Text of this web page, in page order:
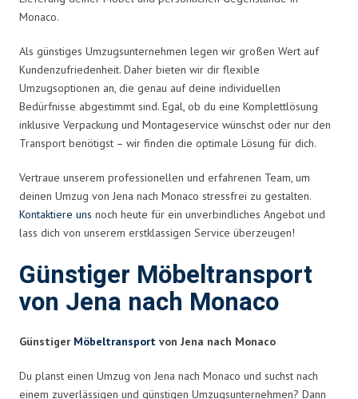
Monaco.
Als günstiges Umzugsunternehmen legen wir großen Wert auf
Kundenzufriedenheit. Daher bieten wir dir flexible
Umzugsoptionen an, die genau auf deine individuellen
Bedürfnisse abgestimmt sind. Egal, ob du eine Komplettlösung
inklusive Verpackung und Montageservice wünschst oder nur den
Transport benötigst – wir finden die optimale Lösung für dich.
Vertraue unserem professionellen und erfahrenen Team, um
deinen Umzug von Jena nach Monaco stressfrei zu gestalten.
Kontaktiere uns noch heute für ein unverbindliches Angebot und
lass dich von unserem erstklassigen Service überzeugen!
Günstiger Möbeltransport
von Jena nach Monaco
Günstiger Möbeltransport von Jena nach Monaco
Du planst einen Umzug von Jena nach Monaco und suchst nach
einem zuverlässigen und günstigen Umzugsunternehmen? Dann